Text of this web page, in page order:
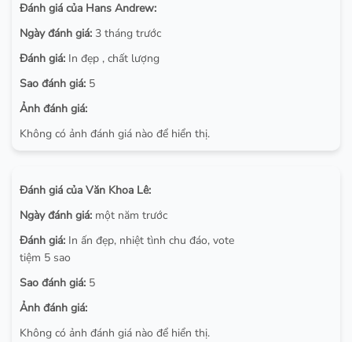
Đánh giá của Hans Andrew:
Ngày đánh giá: 3 tháng trước
Đánh giá: In đẹp , chất lượng
Sao đánh giá: 5
Ảnh đánh giá:
Không có ảnh đánh giá nào để hiển thị.
Đánh giá của Văn Khoa Lê:
Ngày đánh giá: một năm trước
Đánh giá: In ấn đẹp, nhiệt tình chu đáo, vote
tiệm 5 sao
Sao đánh giá: 5
Ảnh đánh giá:
Không có ảnh đánh giá nào để hiển thị.